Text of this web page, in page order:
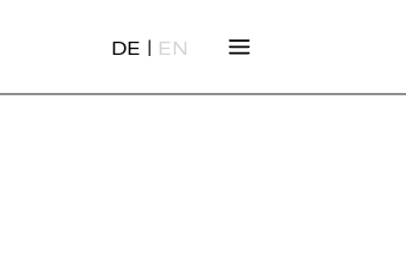
DE | EN